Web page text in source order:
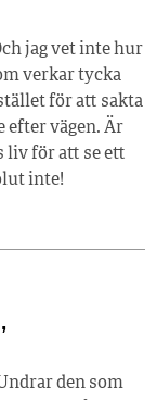
jag vet inte hur
verkar tycka
för att sakta
efter vägen. Är
liv för att se ett
inte!
den som